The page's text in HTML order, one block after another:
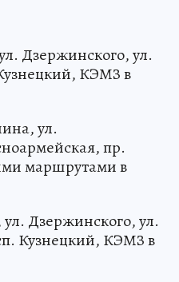
Дзержинского, ул.
КЭМЗ в
ул.
пр.
маршрутами в
Дзержинского, ул.
Кузнецкий, КЭМЗ в